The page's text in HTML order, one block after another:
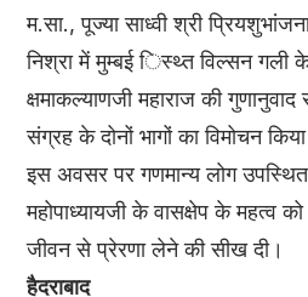
म.सा., पूज्या साध्वी श्री
निश्रा में मुम्बई िस्थ्त विल्सन
क्षमाकल्याणजी महाराज की
संग्रह के दोनों भागों का विमोचन
इस अवसर पर गणमान्य लोग
महोपाध्यायजी के वासक्षेप के महत्व
जीवन से प्रेरणा लेने की सीख दी।
हैदराबाद